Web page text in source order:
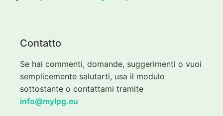
Contatto
Se hai commenti, domande, suggerimenti o vuoi
semplicemente salutarti, usa il modulo
sottostante o contattami tramite
info@mylpg.eu